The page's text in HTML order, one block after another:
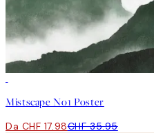
Mistscape No1 Poster
Da CHF 17.98CHF 35.95